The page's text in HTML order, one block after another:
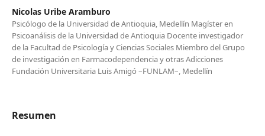
Nicolas Uribe Aramburo
Psicólogo de la Universidad de Antioquia, Medellín Magíster en
Psicoanálisis de la Universidad de Antioquia Docente investigador
de la Facultad de Psicología y Ciencias Sociales Miembro del Grupo
de investigación en Farmacodependencia y otras Adicciones
Fundación Universitaria Luis Amigó –FUNLAM–, Medellín
Resumen